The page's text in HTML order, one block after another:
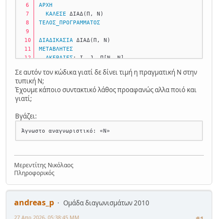
ΑΡΧΗ
ΚΑΛΕΣΕ ΔΙΑΔ(Π, Ν)
ΤΕΛΟΣ_ΠΡΟΓΡΑΜΜΑΤΟΣ
ΔΙΑΔΙΚΑΣΙΑ ΔΙΑΔ(Π, Ν)
ΜΕΤΑΒΛΗΤΕΣ
ΑΚΕΡΑΙΕΣ: Ι, J, Π[Ν, Ν]
.......
Σε αυτόν τον κώδικα γιατί δε δίνει τιμή η πραγματική Ν στην
τυπική Ν;
Έχουμε κάποιο συντακτικό λάθος προαφανώς αλλα ποιό και
γιατί;
Βγάζει:
Μερεντίτης Νικόλαος
Πληροφορικός
andreas_p
Ομάδα διαγωνισμάτων 2010
27 Απρ 2026, 05:38:45 ΜΜ